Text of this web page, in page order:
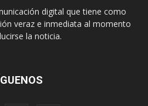
digital que tiene como
veraz e inmediata al momento
la noticia.